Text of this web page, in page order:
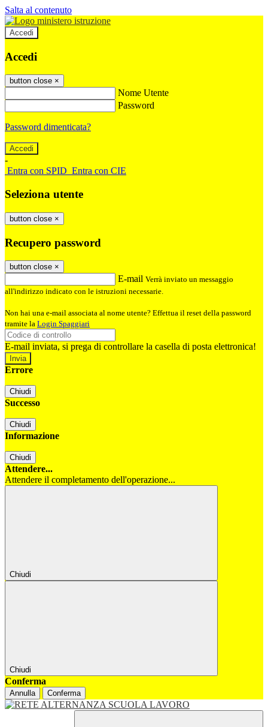
Salta al contenuto
Accedi
Accedi
button close ×
Nome Utente
Password
Password dimenticata?
-
Entra con SPID Entra con CIE
Seleziona utente
button close ×
Recupero password
button close ×
E-mail Verrà inviato un messaggio
all'indirizzo indicato con le istruzioni necessarie.
Non hai una e-mail associata al nome utente? Effettua il reset della password
tramite la Login Spaggiari
E-mail inviata, si prega di controllare la casella di posta elettronica!
Errore
Chiudi
Successo
Chiudi
Informazione
Chiudi
Attendere...
Attendere il completamento dell'operazione...
Chiudi
Chiudi
Conferma
Annulla Conferma